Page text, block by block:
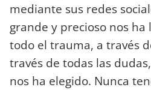
mediante sus redes
grande y precioso nos ha
todo el trauma, a través
través de todas las
nos ha elegido. Nunca